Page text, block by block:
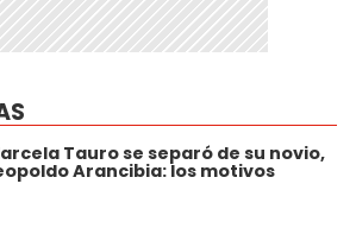
Tauro se separó de su novio,
Arancibia: los motivos